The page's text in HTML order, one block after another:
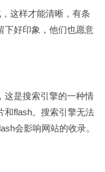
这样才能清晰，有条
下好印象，他们也愿意
这是搜索引擎的一种情
和flash。搜索引擎无法
会影响网站的收录。